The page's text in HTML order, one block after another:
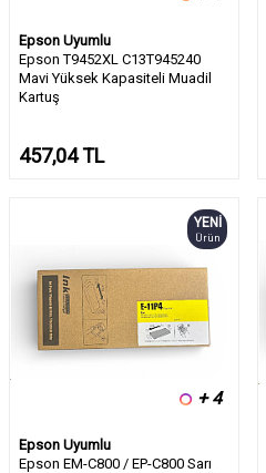
Epson Uyumlu
Epson T9452XL C13T945240
Mavi Yüksek Kapasiteli Muadil
Kartuş
457,04TL
YENI
Ürün
+ 4
Epson Uyumlu
Epson EM-C800 / EP-C800 Sarı